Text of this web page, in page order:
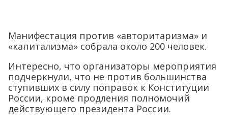
Манифестация против «авторитаризма» и
«капитализма» собрала около 200 человек.
Интересно, что организаторы мероприятия
подчеркнули, что не против большинства
ступивших в силу поправок к Конституции
России, кроме продления полномочий
действующего президента России.